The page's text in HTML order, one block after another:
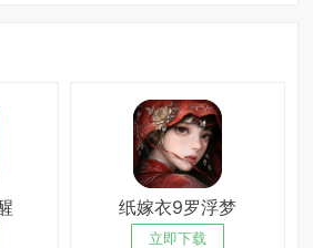
纸嫁衣9罗浮梦
立即下载